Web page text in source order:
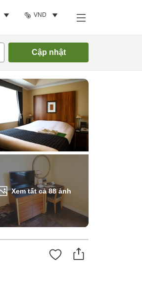
VND
Cập nhật
Xem tất cả88ảnh
Tìm phòng trống